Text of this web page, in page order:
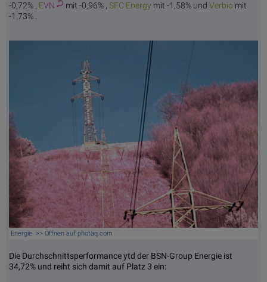
-0,72% , EVN mit -0,96% , SFC Energy mit -1,58% und Verbio mit
-1,73% .
Energie >> Öffnen auf photaq.com
Die Durchschnittsperformance ytd der BSN-Group Energie ist
34,72% und reiht sich damit auf Platz 3 ein: